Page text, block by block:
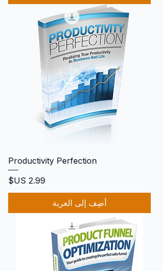
Productivity Perfection
السعر
أضِف إلى العربة